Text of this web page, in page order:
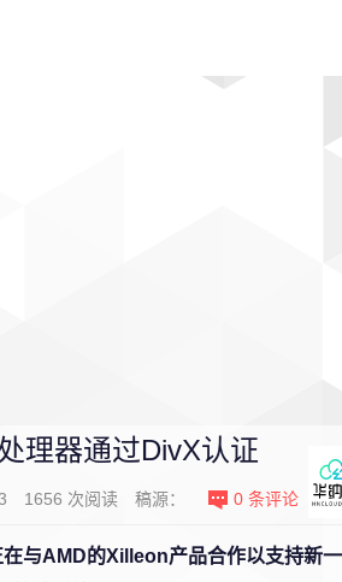
理器通过DivX认证
1656 次阅读 稿源： 0 条评论
与AMD的Xilleon产品合作以支持新